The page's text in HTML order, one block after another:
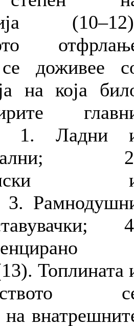
доживее
на која
1. Ладни
3.
Топлината
на